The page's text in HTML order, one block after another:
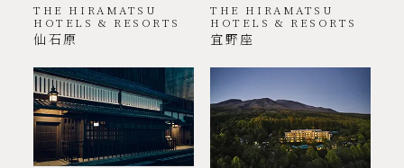
THE HIRAMATSU
HOTELS & RESORTS
仙石原
THE HIRAMATSU
HOTELS & RESORTS
宜野座